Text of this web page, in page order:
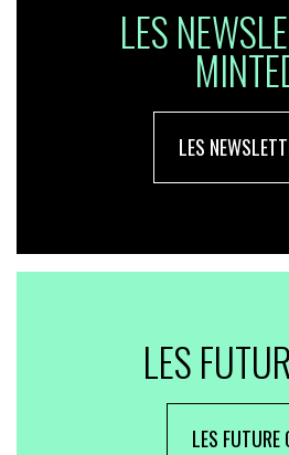
LES
LES
LES
LES FUTURE